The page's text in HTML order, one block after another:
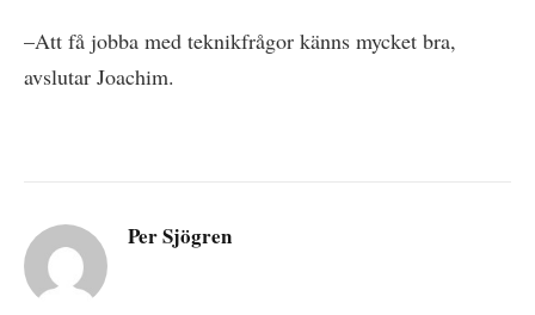
–Att få jobba med teknikfrågor känns mycket bra,
avslutar Joachim.
Per Sjögren